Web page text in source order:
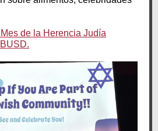
de la Herencia Judía